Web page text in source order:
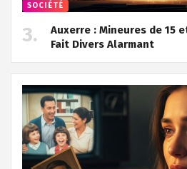
SOCIÉTÉ
Auxerre : Mineures de 15
Fait Divers Alarmant